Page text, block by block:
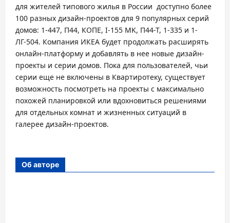
для жителей типового жилья в России доступно более
100 разных дизайн-проектов для 9 популярных серий
домов: 1-447, П44, КОПЕ, I-155 MK, П44-Т, 1-335 и 1-
ЛГ-504. Компания ИКЕА будет продолжать расширять
онлайн-платформу и добавлять в нее новые дизайн-
проекты и серии домов. Пока для пользователей, чьи
серии еще не включены в Квартиротеку, существует
возможность посмотреть на проекты с максимально
похожей планировкой или вдохновиться решениями
для отдельных комнат и жизненных ситуаций в
галерее дизайн-проектов.
Об авторе